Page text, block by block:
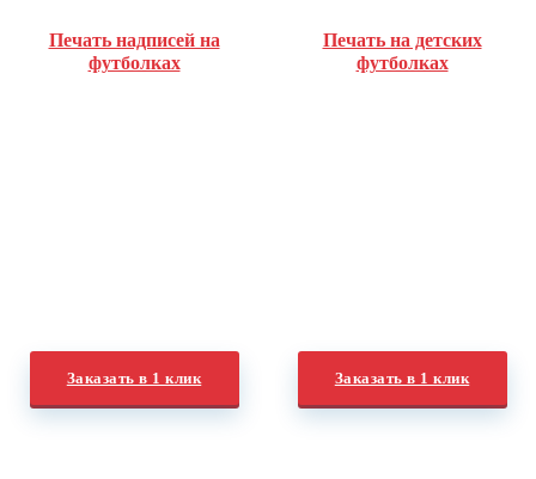
Печать надписей на
футболках
Заказать в 1 клик
Печать на детских
футболках
Заказать в 1 клик